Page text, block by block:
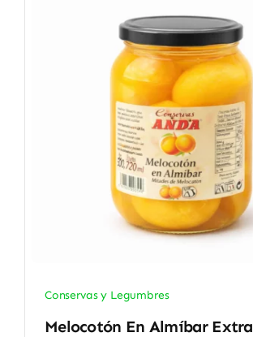
Conservas y Legumbres
Melocotón En Almíbar Extra